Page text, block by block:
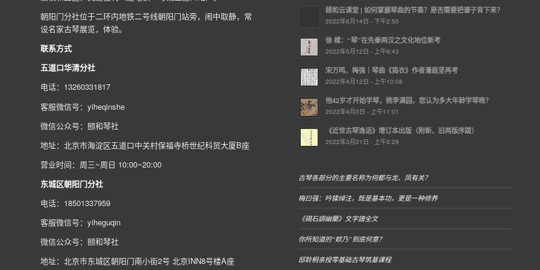
朝阳门分社位于二环内地铁二号线朝阳门站旁，闹中取静，常
设名家古琴展览，体验。
联系方式
五道口华清分社
电话：13260331817
客服微信号：yiheqinshe
微信公众号：颐和琴社
地址：北京市海淀区五道口中关村保福寺桥世纪科贸大厦B座
营业时间：周三~周日 10:00~20:00
东城区朝阳门分社
电话：18501337959
客服微信号：yiheguqin
微信公众号：颐和琴社
地址：北京市东城区朝阳门南小街2号 北京INN8号楼A座
颐和云课堂 | ​如何掌握琴曲的节奏？是否需要把谱子背下来？
2022年6月14日 - 下午2:50
徐 樑：“琴”在先秦两汉之文化地位新考
2022年5月12日 - 上午9:43
宋万鸣、梅强｜琴曲《捣衣》作者潘庭坚再考
2022年4月12日 - 上午10:08
他42岁才开始学琴，桃李满园，您认为多大年龄学琴晚？
2022年4月3日 - 上午11:01
《近世古琴逸话》增订本出版（附新、旧两版序跋）
2022年3月21日 - 上午3:29
古琴各部分的主要名称为何都与龙、凤有关？
梅曰强：吟猱绰注，既是基本功，更是一种修养
《碣石調幽蘭》文字譜全文
你所知道的“欸乃”到底何意？
邸聆桐亲授零基础古琴筑基课程